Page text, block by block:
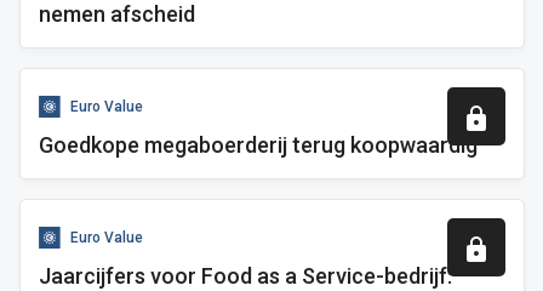
nemen afscheid
Euro Value
Goedkope megaboerderij terug koopwaardig
Euro Value
Jaarcijfers voor Food as a Service-bedrijf: